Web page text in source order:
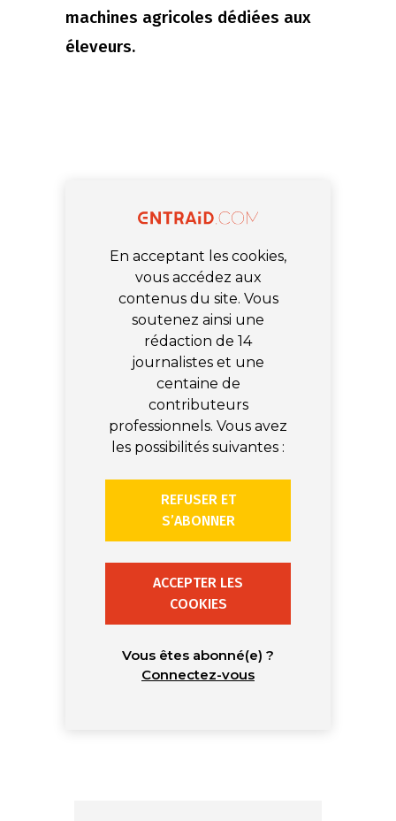
machines agricoles dédiées aux
éleveurs.
En acceptant les cookies,
vous accédez aux
contenus du site. Vous
soutenez ainsi une
rédaction de 14
journalistes et une
centaine de
contributeurs
professionnels. Vous avez
les possibilités suivantes :
REFUSER ET
S’ABONNER
ACCEPTER LES
COOKIES
Vous êtes abonné(e) ?
Connectez-vous